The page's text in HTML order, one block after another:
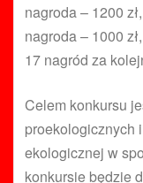
nagroda – 1200 zł,
nagroda – 1000 zł,
17 nagród za
Celem konkursu
proekologicznych
ekologicznej w
konkursie będzie